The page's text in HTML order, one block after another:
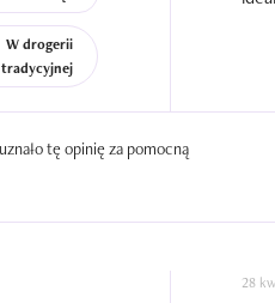
W drogerii
tradycyjnej
uznało tę opinię za pomocną
28